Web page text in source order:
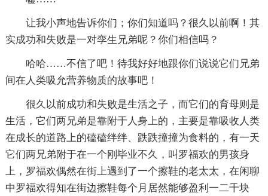
让我小声地告诉你们；你们知道吗？很久以前啊！其
实成功和失败是一对孪生兄弟呢？你们相信吗？
哈哈……不信了吧！待我好好地跟你们说说它们兄弟
间在人类吸允营养物质的故事吧！
很久以前成功和失败是生活之子，而它们的育母则是
生活，它们两兄弟是靠附于人身上的，主要是靠吸收人类
在成长的道路上的磕磕绊绊、跌跌撞撞为食料的，有一天
它们两兄弟附于在一个刚毕业不久，叫罗福欢的男孩身
上，罗福欢偶然在街上遇到了一个擦鞋的老太太，在闲聊
中罗福欢得知在街边擦鞋每个月居然能够盈利一二千块